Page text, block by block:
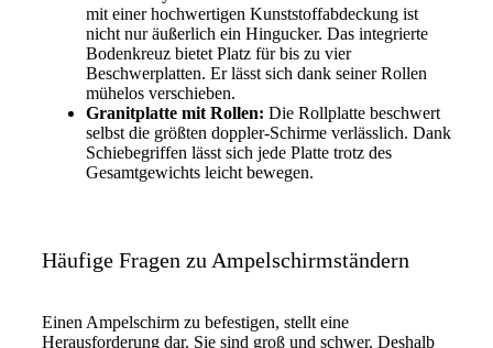
mit einer hochwertigen Kunststoffabdeckung ist
nicht nur äußerlich ein Hingucker. Das integrierte
Bodenkreuz bietet Platz für bis zu vier
Beschwerplatten. Er lässt sich dank seiner Rollen
mühelos verschieben.
Granitplatte mit Rollen: Die Rollplatte beschwert
selbst die größten doppler-Schirme verlässlich. Dank
Schiebegriffen lässt sich jede Platte trotz des
Gesamtgewichts leicht bewegen.
Häufige Fragen zu Ampelschirmständern
Einen Ampelschirm zu befestigen, stellt eine
Herausforderung dar. Sie sind groß und schwer. Deshalb